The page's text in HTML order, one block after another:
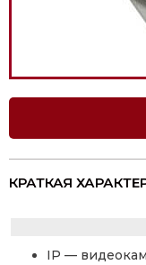
КРАТКАЯ
IP —